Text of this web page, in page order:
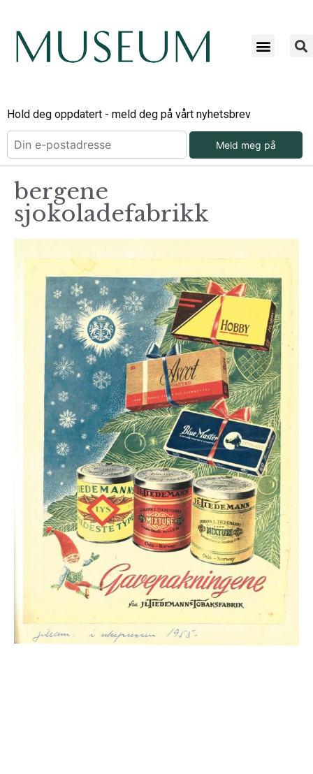
Hold deg oppdatert - meld deg på vårt nyhetsbrev
Meld meg på
bergene
sjokoladefabrikk